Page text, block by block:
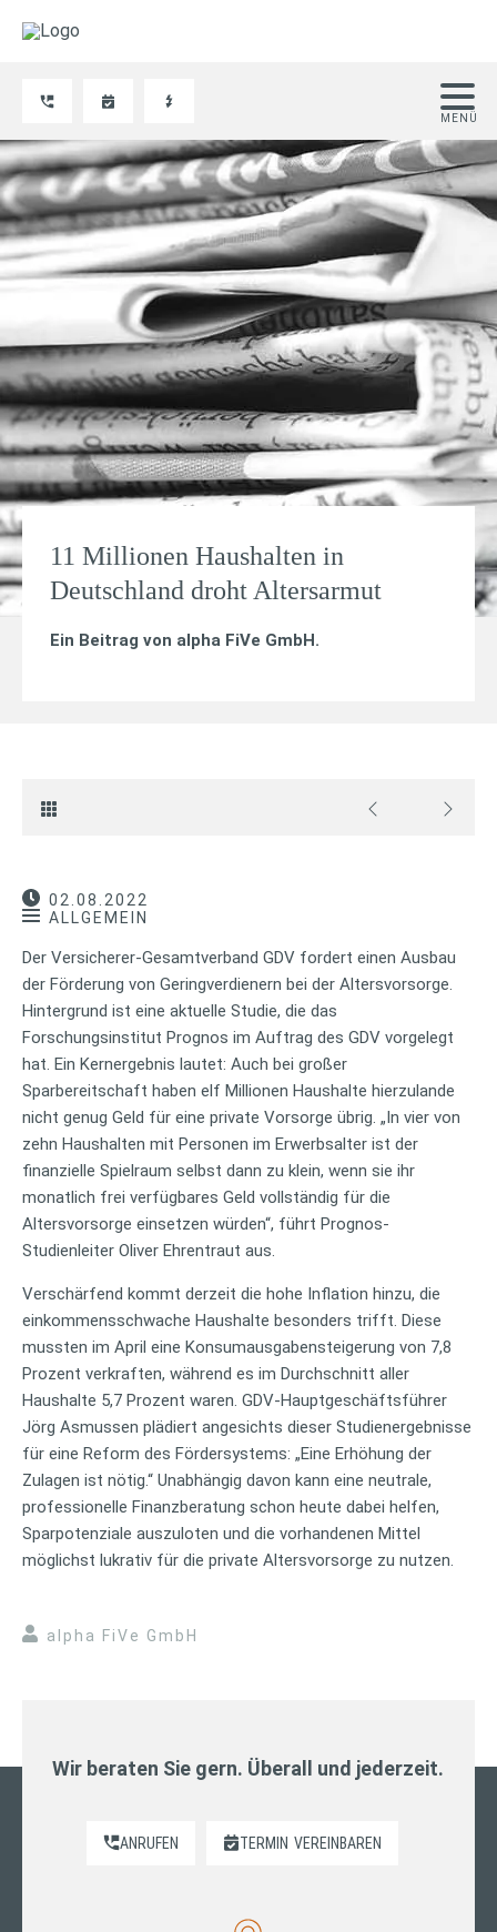
11 Millionen Haushalten in
Deutschland droht Altersarmut
Ein Beitrag von alpha FiVe GmbH.
02.08.2022
ALLGEMEIN
Der Versicherer-Gesamtverband GDV fordert einen Ausbau
der Förderung von Geringverdienern bei der Altersvorsorge.
Hintergrund ist eine aktuelle Studie, die das
Forschungsinstitut Prognos im Auftrag des GDV vorgelegt
hat. Ein Kernergebnis lautet: Auch bei großer
Sparbereitschaft haben elf Millionen Haushalte hierzulande
nicht genug Geld für eine private Vorsorge übrig. „In vier von
zehn Haushalten mit Personen im Erwerbsalter ist der
finanzielle Spielraum selbst dann zu klein, wenn sie ihr
monatlich frei verfügbares Geld vollständig für die
Altersvorsorge einsetzen würden“, führt Prognos-
Studienleiter Oliver Ehrentraut aus.
Verschärfend kommt derzeit die hohe Inflation hinzu, die
einkommensschwache Haushalte besonders trifft. Diese
mussten im April eine Konsumausgabensteigerung von 7,8
Prozent verkraften, während es im Durchschnitt aller
Haushalte 5,7 Prozent waren. GDV-Hauptgeschäftsführer
Jörg Asmussen plädiert angesichts dieser Studienergebnisse
für eine Reform des Fördersystems: „Eine Erhöhung der
Zulagen ist nötig.“ Unabhängig davon kann eine neutrale,
professionelle Finanzberatung schon heute dabei helfen,
Sparpotenziale auszuloten und die vorhandenen Mittel
möglichst lukrativ für die private Altersvorsorge zu nutzen.
alpha FiVe GmbH
Wir beraten Sie gern. Überall und jederzeit.
ANRUFEN TERMIN VEREINBAREN